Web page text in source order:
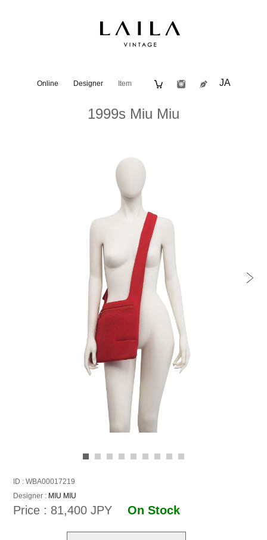
Online Designer Item JA
1999s Miu Miu
ID : WBA00017219
Designer : MIU MIU
Price : 81,400 JPYOn Stock